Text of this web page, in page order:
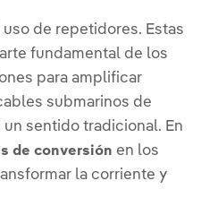
de repetidores. Estas
fundamental de los
para amplificar
submarinos de
sentido tradicional. En
de conversión en los
la corriente y